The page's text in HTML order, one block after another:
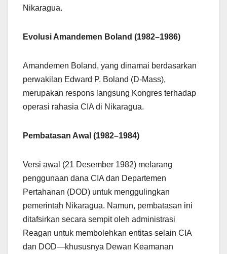
Nikaragua.
Evolusi Amandemen Boland (1982–1986)
Amandemen Boland, yang dinamai berdasarkan
perwakilan Edward P. Boland (D-Mass),
merupakan respons langsung Kongres terhadap
operasi rahasia CIA di Nikaragua.
Pembatasan Awal (1982–1984)
Versi awal (21 Desember 1982) melarang
penggunaan dana CIA dan Departemen
Pertahanan (DOD) untuk menggulingkan
pemerintah Nikaragua. Namun, pembatasan ini
ditafsirkan secara sempit oleh administrasi
Reagan untuk membolehkan entitas selain CIA
dan DOD—khususnya Dewan Keamanan